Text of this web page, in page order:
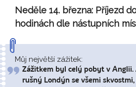
Neděle 14. března: Příjezd
hodinách dle nástupních
Můj největší zážitek:
Zážitkem byl celý pobyt v Anglii.
rušný Londýn se všemi